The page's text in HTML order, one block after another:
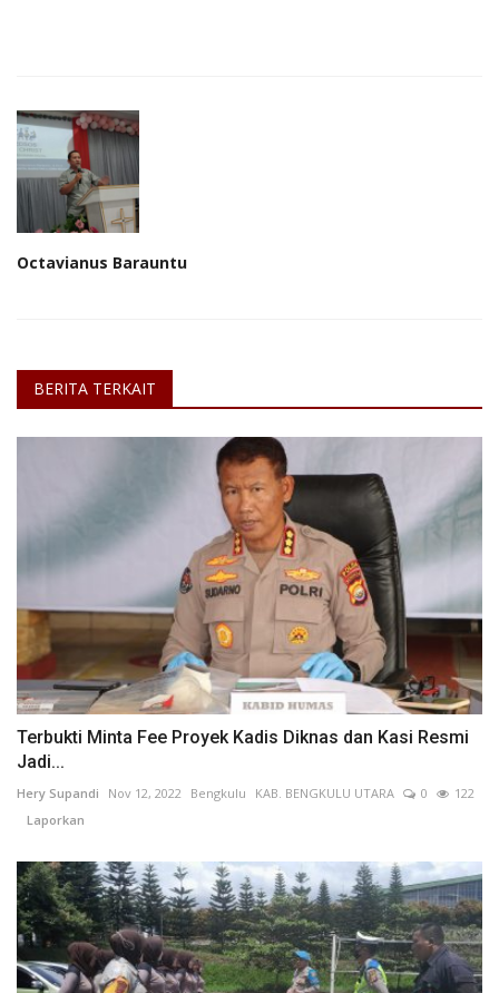
Octavianus Barauntu
BERITA TERKAIT
Terbukti Minta Fee Proyek Kadis Diknas dan Kasi Resmi
Jadi...
Hery Supandi Nov 12, 2022 Bengkulu KAB. BENGKULU UTARA 0
122
Laporkan